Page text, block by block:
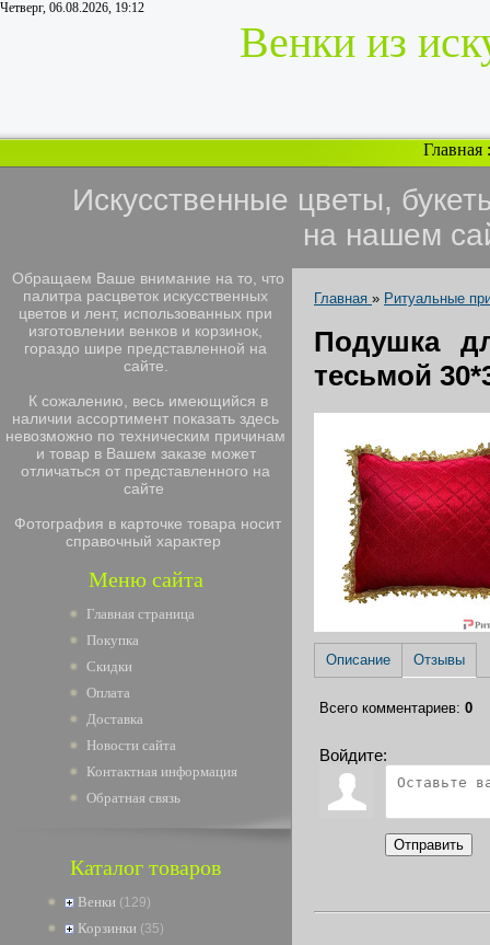
Четверг, 06.08.2026, 19:12
Венки из
Главная
Искусственные цветы,
на нашем
Обращаем Ваше внимание на то, что
палитра расцветок искусственных
цветов и лент, использованных при
изготовлении венков и корзинок,
гораздо шире представленной на
сайте.
К сожалению, весь имеющийся в
наличии ассортимент показать здесь
невозможно по техническим причинам
и товар в Вашем заказе может
отличаться от представленного на
сайте
Фотография в карточке товара носит
справочный характер
Меню сайта
Главная страница
Покупка
Скидки
Оплата
Доставка
Новости сайта
Контактная информация
Обратная связь
Каталог товаров
Венки (129)
Корзинки (35)
Главная » Ритуальные
Подушка
тесьмой
Описание Отзывы
Всего комментариев: 0
Войдите:
Отправить